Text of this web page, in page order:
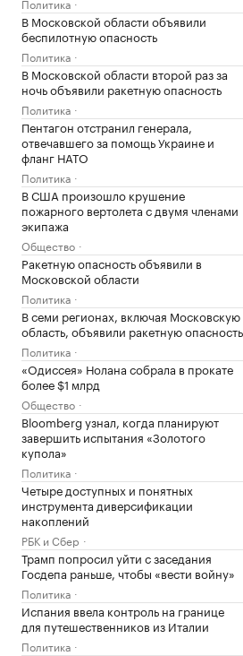
В Московской области объявили
беспилотную опасность
Политика
В Московской области второй раз за
ночь объявили ракетную опасность
Политика
Пентагон отстранил генерала,
отвечавшего за помощь Украине и
фланг НАТО
Политика
В США произошло крушение
пожарного вертолета с двумя членами
экипажа
Общество
Ракетную опасность объявили в
Московской области
Политика
В семи регионах, включая Московскую
область, объявили ракетную опасность
Политика
«Одиссея» Нолана собрала в прокате
более $1 млрд
Общество
Bloomberg узнал, когда планируют
завершить испытания «Золотого
купола»
Политика
Четыре доступных и понятных
инструмента диверсификации
накоплений
РБК и Сбер
Трамп попросил уйти с заседания
Госдепа раньше, чтобы «вести войну»
Политика
Испания ввела контроль на границе
для путешественников из Италии
Политика